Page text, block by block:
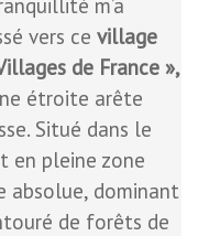
vers ce village
de France »,
étroite arête
Situé dans le
en pleine zone
absolue, dominant
de forêts de